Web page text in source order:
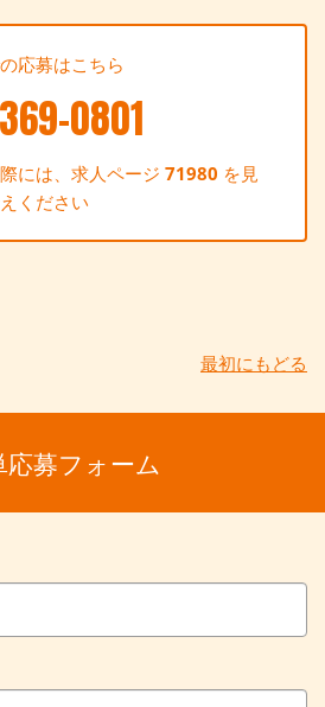
応募はこちら
0801
には、求人ページ71980 を見
ください
最初にもどる
応募フォーム